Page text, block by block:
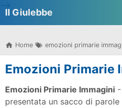
Il Giulebbe
Home emozioni primarie
Emozioni Primarie
Emozioni Primarie Immagini
presentata un sacco di